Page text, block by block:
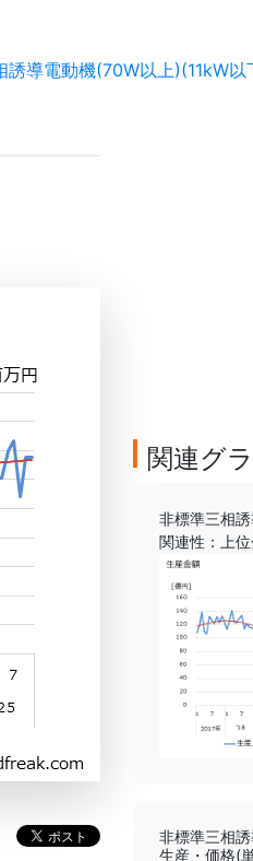
誘導電動機(70W以上)(11kW以
関連グ
非標準三相
関連性：上
非標準三相
生産・価格(